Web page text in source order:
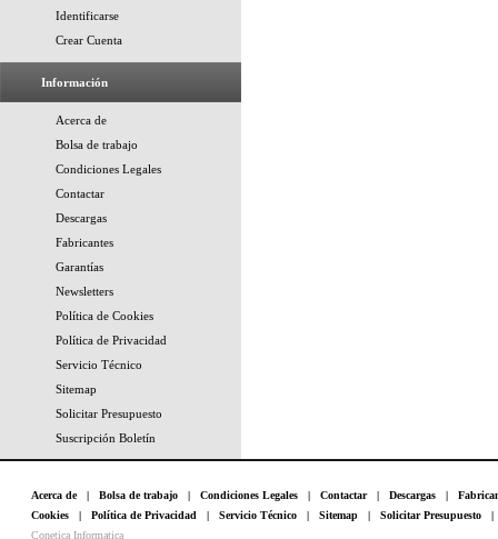
Identificarse
Crear Cuenta
Información
Acerca de
Bolsa de trabajo
Condiciones Legales
Contactar
Descargas
Fabricantes
Garantías
Newsletters
Política de Cookies
Política de Privacidad
Servicio Técnico
Sitemap
Solicitar Presupuesto
Suscripción Boletín
Acerca de| Bolsa de trabajo | Condiciones Legales | Contactar| Descargas |
Cookies | Política de Privacidad | Servicio Técnico | Sitemap | Solicitar Presupuesto
Conetica Informatica